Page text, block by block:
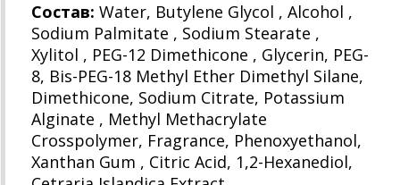
Состав: Water, Butylene Glycol , Alcohol ,
Sodium Palmitate , Sodium Stearate ,
Xylitol , PEG-12 Dimethicone , Glycerin, PEG-
8, Bis-PEG-18 Methyl Ether Dimethyl Silane,
Dimethicone, Sodium Citrate, Potassium
Alginate , Methyl Methacrylate
Crosspolymer, Fragrance, Phenoxyethanol,
Xanthan Gum , Citric Acid, 1,2-Hexanediol,